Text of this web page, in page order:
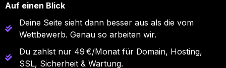
Auf einen Blick
Deine Seite sieht dann besser aus als die vom
Wettbewerb. Genau so arbeiten wir.
Du zahlst nur 49 €/Monat für Domain, Hosting,
SSL, Sicherheit & Wartung.